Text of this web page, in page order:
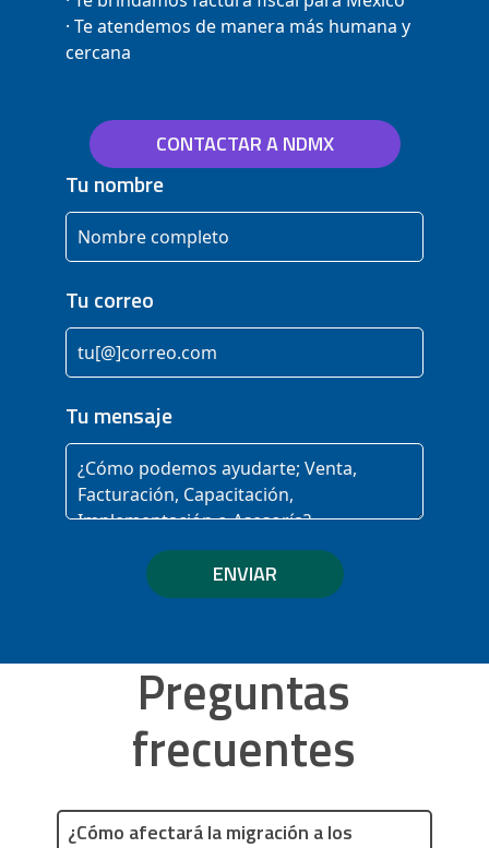
· Te atendemos de manera más humana y
cercana
CONTACTAR A NDMX
Tu nombre
Tu correo
Tu mensaje
ENVIAR
Preguntas
frecuentes
¿Cómo afectará la migración a los